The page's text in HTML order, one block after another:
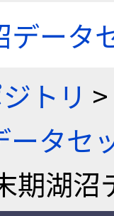
データ
トリ >
ータセ
期湖沼